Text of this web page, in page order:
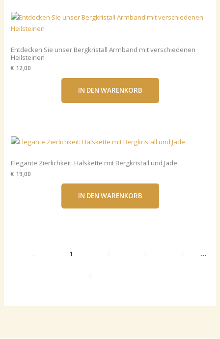
Entdecken Sie unser Bergkristall Armband mit verschiedenen
Heilsteinen
€ 12,00
IN DEN WARENKORB
Elegante Zierlichkeit: Halskette mit Bergkristall und Jade
€ 19,00
IN DEN WARENKORB
← 1 2 3 4 …
8 →